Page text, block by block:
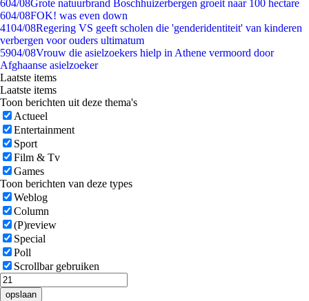
604/08Grote natuurbrand Boschhuizerbergen groeit naar 100 hectare
604/08FOK! was even down
4104/08Regering VS geeft scholen die 'genderidentiteit' van kinderen
verbergen voor ouders ultimatum
5904/08Vrouw die asielzoekers hielp in Athene vermoord door
Afghaanse asielzoeker
Laatste items
Laatste items
Toon berichten uit deze thema's
Actueel
Entertainment
Sport
Film & Tv
Games
Toon berichten van deze types
Weblog
Column
(P)review
Special
Poll
Scrollbar gebruiken
opslaan